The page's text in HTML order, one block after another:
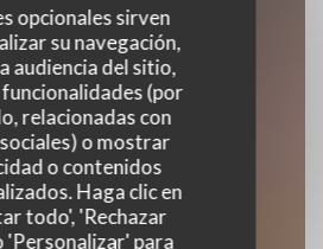
opcionales sirven
su navegación,
audiencia del sitio,
(por
relacionadas con
o mostrar
o contenidos
Haga clic en
todo', 'Rechazar
'Personalizar' para
Di Peppe
ITALIANO|PARIS